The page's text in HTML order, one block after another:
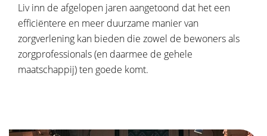
Liv inn de afgelopen jaren aangetoond dat het een
efficiëntere en meer duurzame manier van
zorgverlening kan bieden die zowel de bewoners als
zorgprofessionals (en daarmee de gehele
maatschappij) ten goede komt.